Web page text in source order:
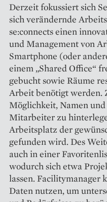
Derzeit fokussiert sich
sich verändernde
se:connects einen
und Management von
Smartphone (oder
einem „Shared Office“
gebucht sowie Räume
Arbeit benötigt werden.
Möglichkeit, Namen
Mitarbeiter zu
Arbeitsplatz der
gefunden wird. Des
auch in einer
wodurch sich etwa
lassen. Facilitymanager
Daten nutzen, um